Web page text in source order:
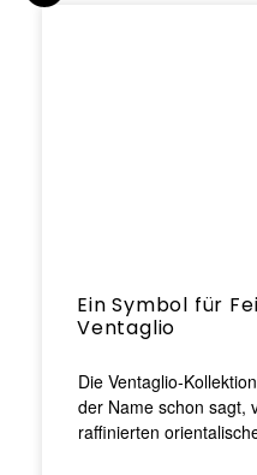
Ein Symbol für
Ventaglio
Die Ventaglio-
der Name schon sagt,
raffinierten